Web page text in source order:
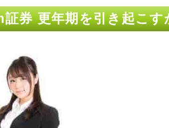
券 更年期を引き起こす